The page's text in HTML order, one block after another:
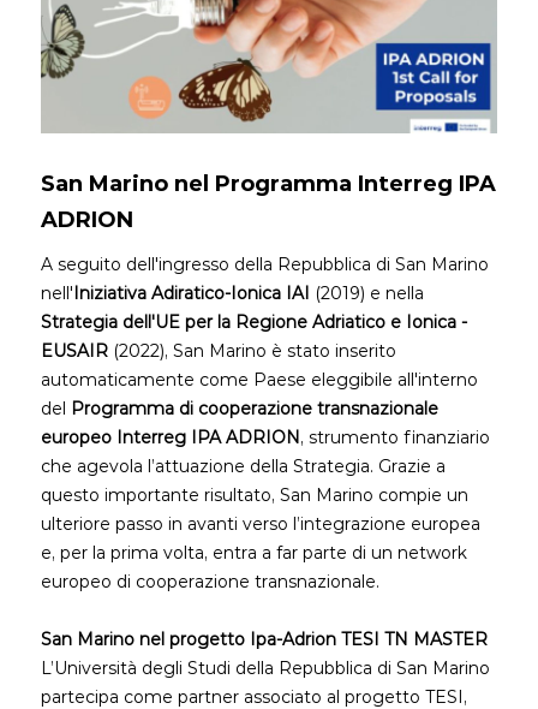
San Marino nel Programma Interreg IPA
ADRION
A seguito dell'ingresso della Repubblica di San Marino
nell'Iniziativa Adiratico-Ionica IAI (2019) e nella
Strategia dell'UE per la Regione Adriatico e Ionica -
EUSAIR (2022), San Marino è stato inserito
automaticamente come Paese eleggibile all'interno
del Programma di cooperazione transnazionale
europeo Interreg IPA ADRION, strumento finanziario
che agevola l’attuazione della Strategia. Grazie a
questo importante risultato, San Marino compie un
ulteriore passo in avanti verso l’integrazione europea
e, per la prima volta, entra a far parte di un network
europeo di cooperazione transnazionale.
San Marino nel progetto Ipa-Adrion TESI TN MASTER
L’Università degli Studi della Repubblica di San Marino
partecipa come partner associato al progetto TESI,